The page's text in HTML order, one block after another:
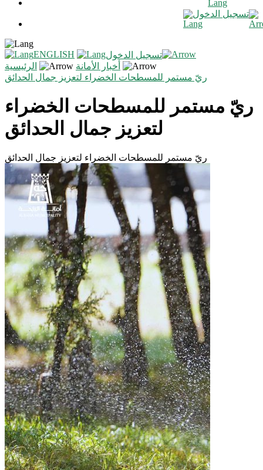
تسجيل الدخول
ENGLISH
تسجيل الدخول
الرئيسية
أخبار الأمانة
ريّ مستمر للمسطحات الخضراء لتعزيز جمال الحدائق
ريّ مستمر للمسطحات الخضراء
لتعزيز جمال الحدائق
ريّ مستمر للمسطحات الخضراء لتعزيز جمال الحدائق